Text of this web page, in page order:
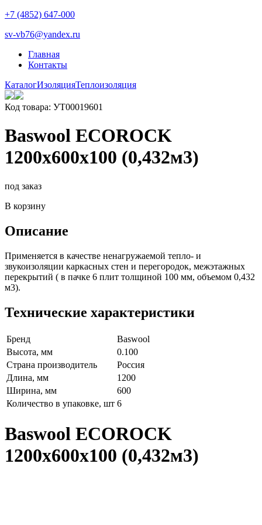
+7 (4852) 647-000
sv-vb76@yandex.ru
Главная
Контакты
КаталогИзоляцияТеплоизоляция
Код товара: УТ00019601
Baswool ECOROCK
1200х600х100 (0,432м3)
под заказ
В корзину
Описание
Применяется в качестве ненагружаемой тепло- и
звукоизоляции каркасных стен и перегородок, межэтажных
перекрытий ( в пачке 6 плит толщиной 100 мм, объемом 0,432
м3).
Технические характеристики
Бренд
Baswool
Высота, мм
0.100
Страна производитель
Россия
Длина, мм
1200
Ширина, мм
600
Количество в упаковке, шт 6
Baswool ECOROCK
1200х600х100 (0,432м3)